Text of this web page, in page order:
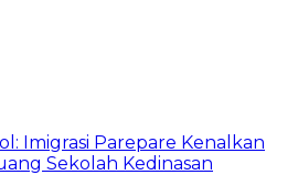
Imigrasi Parepare Kenalkan
Sekolah Kedinasan